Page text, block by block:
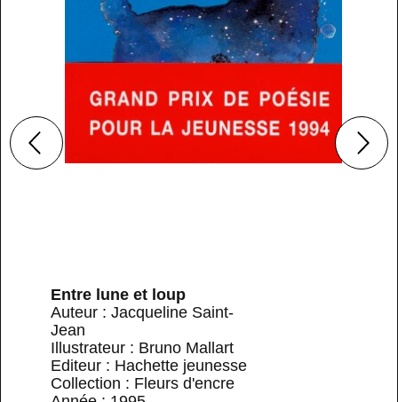
Entre lune et loup
Auteur : Jacqueline Saint-
Jean
Illustrateur : Bruno Mallart
Editeur : Hachette jeunesse
Collection : Fleurs d'encre